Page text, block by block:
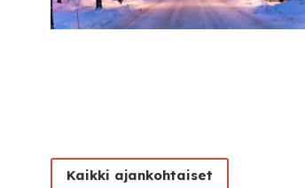
Kaikki ajankohtaiset